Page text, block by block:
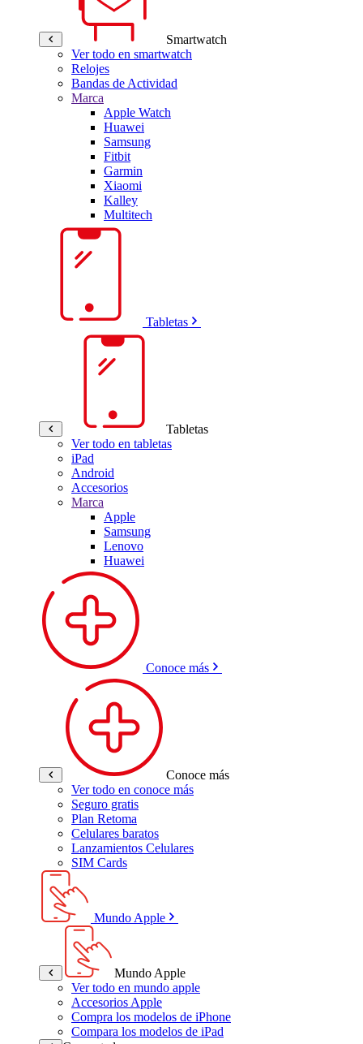
Smartwatch
Ver todo en smartwatch
Relojes
Bandas de Actividad
Marca
Apple Watch
Huawei
Samsung
Fitbit
Garmin
Xiaomi
Kalley
Multitech
Tabletas
Tabletas
Ver todo en tabletas
iPad
Android
Accesorios
Marca
Apple
Samsung
Lenovo
Huawei
Conoce más
Conoce más
Ver todo en conoce más
Seguro gratis
Plan Retoma
Celulares baratos
Lanzamientos Celulares
SIM Cards
Mundo Apple
Mundo Apple
Ver todo en mundo apple
Accesorios Apple
Compra los modelos de iPhone
Compara los modelos de iPad